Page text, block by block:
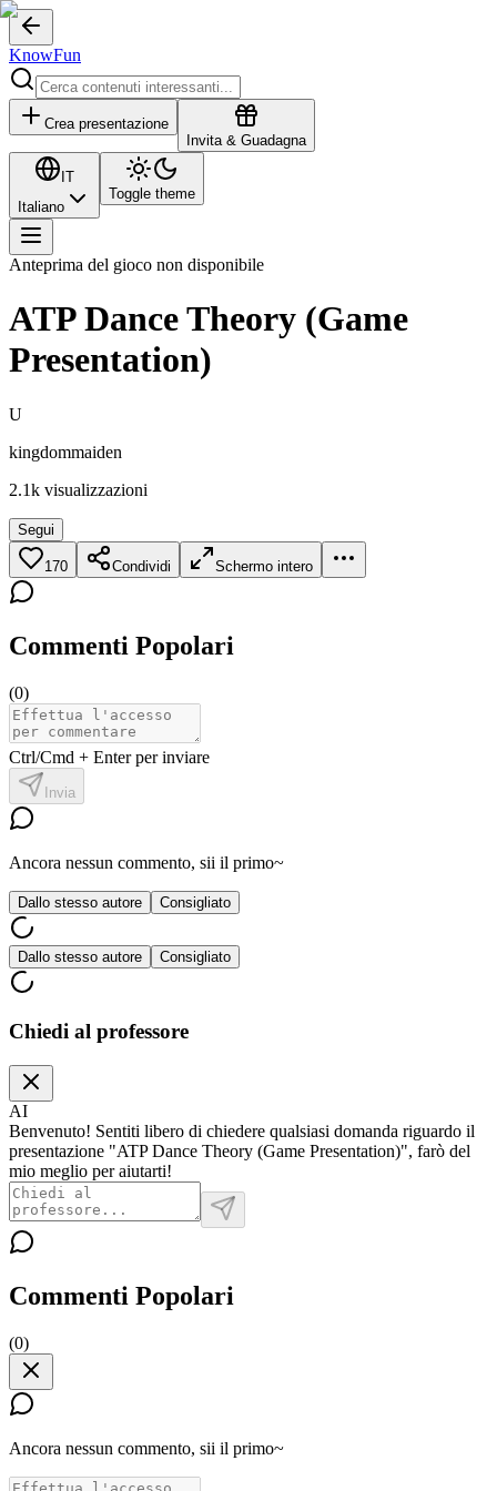
KnowFun
Crea presentazione
Invita & Guadagna
IT
Italiano
Toggle theme
Anteprima del gioco non disponibile
ATP Dance Theory (Game
Presentation)
U
kingdommaiden
2.1k visualizzazioni
Segui
170 Condividi Schermo intero
Commenti Popolari
(0)
Ctrl/Cmd + Enter per inviare
Invia
Ancora nessun commento, sii il primo~
Dallo stesso autore Consigliato
Dallo stesso autore Consigliato
Chiedi al professore
AI
Benvenuto! Sentiti libero di chiedere qualsiasi domanda riguardo il
presentazione "ATP Dance Theory (Game Presentation)", farò del
mio meglio per aiutarti!
Commenti Popolari
(0)
Ancora nessun commento, sii il primo~